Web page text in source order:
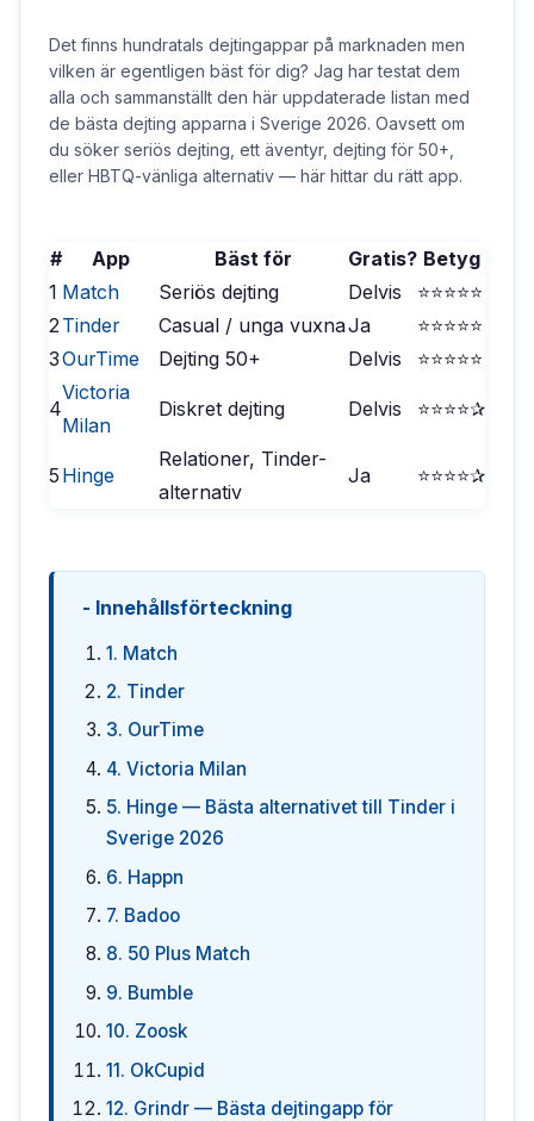
Det finns hundratals dejtingappar på marknaden men
vilken är egentligen bäst för dig? Jag har testat dem
alla och sammanställt den här uppdaterade listan med
de bästa dejting apparna i Sverige 2026. Oavsett om
du söker seriös dejting, ett äventyr, dejting för 50+,
eller HBTQ-vänliga alternativ — här hittar du rätt app.
# App Bäst för Gratis? Betyg
1 Match Seriös dejting Delvis
⭐⭐⭐⭐⭐
2 Tinder Casual / unga vuxnaJa
⭐⭐⭐⭐⭐
3OurTime Dejting 50+ Delvis ⭐⭐⭐⭐⭐
4
Victoria
Milan
Diskret dejting Delvis ⭐⭐⭐⭐✰
5 Hinge
Relationer, Tinder-
alternativ
Ja ⭐⭐⭐⭐✰
Innehållsförteckning
1. Match
2. Tinder
3. OurTime
4. Victoria Milan
5. Hinge — Bästa alternativet till Tinder i
Sverige 2026
6. Happn
7. Badoo
8. 50 Plus Match
9. Bumble
10. Zoosk
11. OkCupid
12. Grindr — Bästa dejtingapp för